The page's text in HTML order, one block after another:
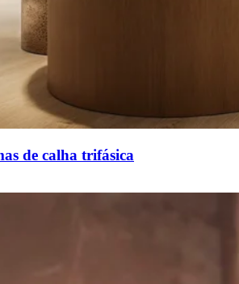
de calha trifásica